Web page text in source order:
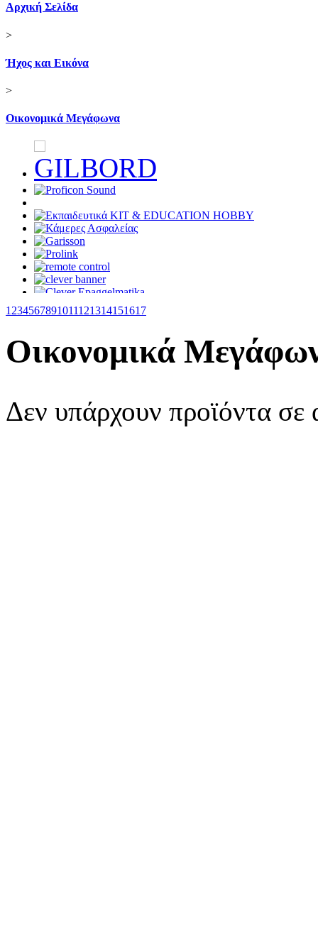
Αρχική Σελίδα
>
Ήχος και Εικόνα
>
Οικονομικά Μεγάφωνα
1 234567891011121314151617
Οικονομικά
Δεν υπάρχουν προϊόντα σε